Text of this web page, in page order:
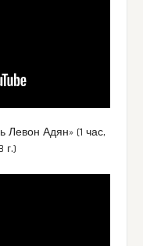
Левон Адян» (1 час,
г.)